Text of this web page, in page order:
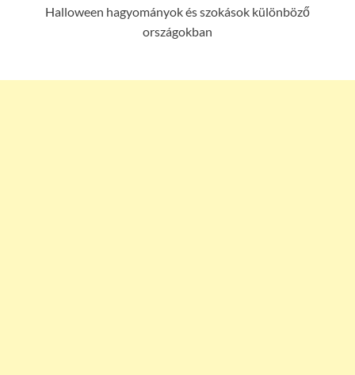
Halloween hagyományok és szokások különböző
országokban